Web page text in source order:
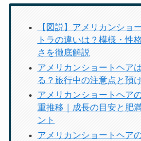
【図説】アメリカンショ
トラの違いは？模様・性
さを徹底解説
アメリカンショートヘア
る？旅行中の注意点と預
アメリカンショートヘア
重推移｜成長の目安と肥
ント
アメリカンショートヘア